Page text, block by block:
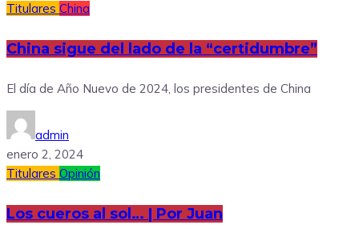
Titulares China
China sigue del lado de la “certidumbre”
El día de Año Nuevo de 2024, los presidentes de China
admin
enero 2, 2024
Titulares Opinión
Los cueros al sol… | Por Juan